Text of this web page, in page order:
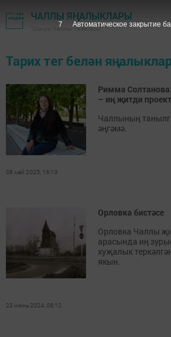
ЧАЛЛЫ ЯҢАЛЫКЛАРЫ
"Шәһри Чаллы" газетасы
Тарих тег белән
Римма
– иң җитди
Чаллының
әңгәмә.
08 май 2025, 16:13
Орловка бистәсе
Орловка Чаллы
арасында иң
хуҗалык
якын.
23 июнь 2024, 08:12
7 Автоматическое закрытие